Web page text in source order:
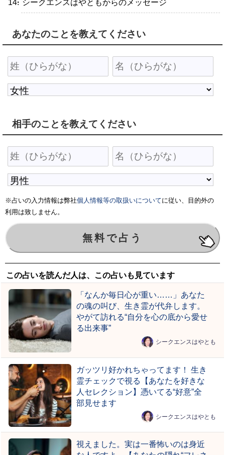
・シークエンスはやともからのメッセージ
あなたのことを教えてください
相手のことを教えてください
※占いの入力情報は弊社個人情報等の取扱いについてに従い、目的外の
利用は致しません。
この占いを読んだ人は、この占いも見ています
「なんか毎日心が重い……」あなた
の魂の叫び、生き霊が代弁します。
やがて訪れる“自分を心の底から愛せ
る出来事”
シークエンスはやとも
ガッツリ好かれちゃってます！ 生き
霊チェックで視る【あなたを好きな
人セレクション】憑いてる“好意”全
部見せます
シークエンスはやとも
視えました。実は一番怖いのは身近